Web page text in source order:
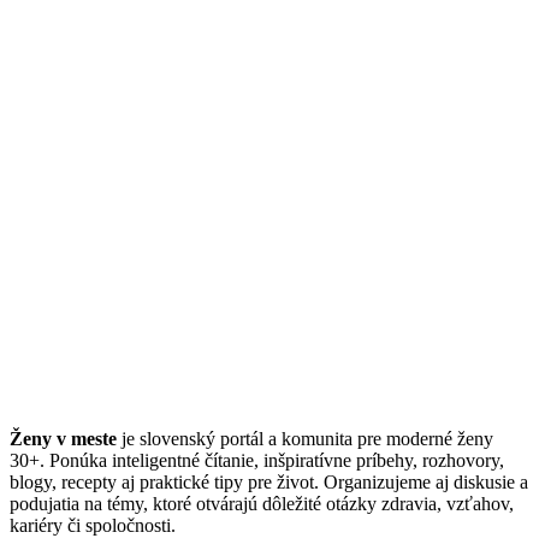
Ženy v meste je slovenský portál a komunita pre moderné ženy
30+. Ponúka inteligentné čítanie, inšpiratívne príbehy, rozhovory,
blogy, recepty aj praktické tipy pre život. Organizujeme aj diskusie a
podujatia na témy, ktoré otvárajú dôležité otázky zdravia, vzťahov,
kariéry či spoločnosti.